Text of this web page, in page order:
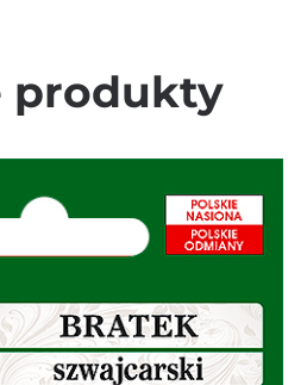
produkty